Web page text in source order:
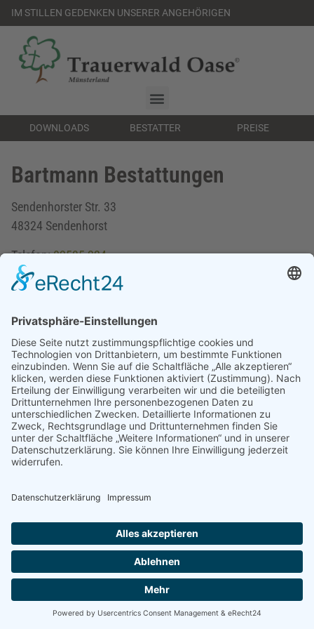
IM STILLEN GEDENKEN UNSERER ANGEHÖRIGEN
DOWNLOADS BESTATTER PREISE
Bartmann Bestattungen
Sendenhorster Str. 33
48324 Sendenhorst
Telefon:02535 224
E-Mail:mail@bestattungen-bartmann.de
www.bestattungen-bartmann.de
Zurück zur Bestatter-Suche
© Trauerwald Oase Münsterland |by m.page
Impressum
Datenschutz Kontakt Cookie-Einstellungen